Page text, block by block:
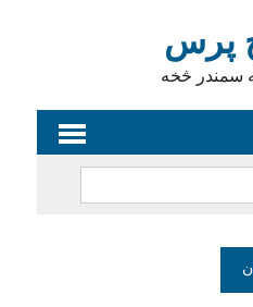
پرس
سمندر څخه